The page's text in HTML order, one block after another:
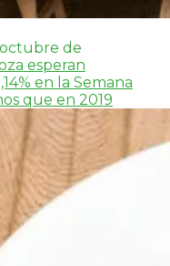
de
esperan
en la Semana
que en 2019